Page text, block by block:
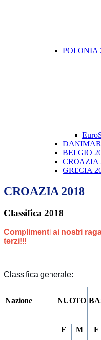
POLONIA
BELGIO
CROAZIA
GRECIA
CROAZIA 2018
Classifica 2018
Complimenti ai nostri
terzi!!!
Classifica generale:
Nazione NUOTO
F
M F